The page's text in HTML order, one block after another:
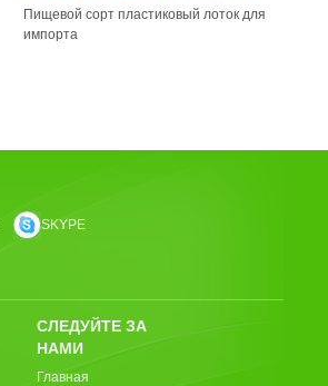
лоток для импорта
Пищевой сорт пластиковый лоток для
импорта
SKYPE
СЛЕДУЙТЕ ЗА
НАМИ
Главная